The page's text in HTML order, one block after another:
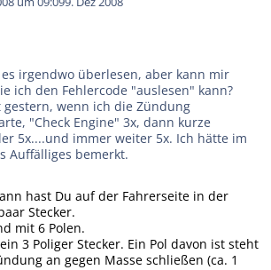
irgendwo überlesen, aber kann mir
ich den Fehlercode "auslesen" kann?
wenn ich die Zündung
"Check Engine" 3x, dann kurze
5x....und immer weiter 5x. Ich hätte im
Auffälliges bemerkt.
hast Du auf der Fahrerseite in der
Stecker.
mit 6 Polen.
3 Poliger Stecker. Ein Pol davon ist steht
an gegen Masse schließen (ca. 1